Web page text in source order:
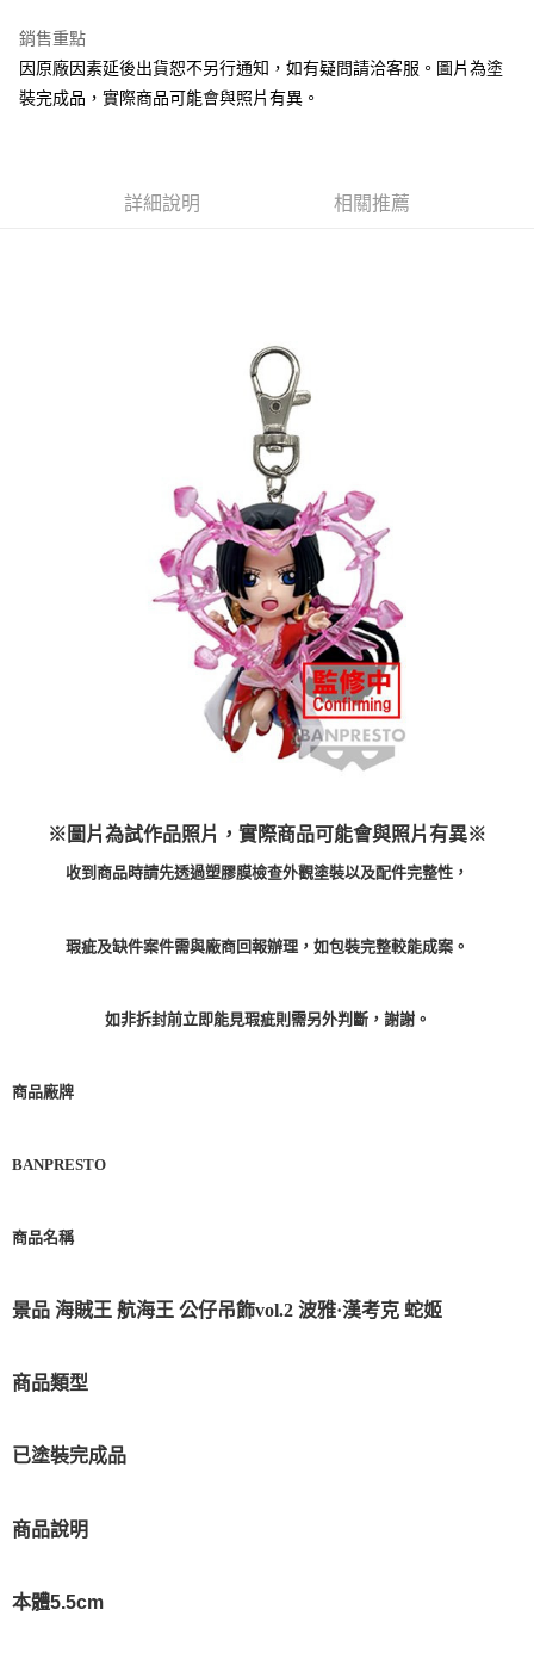
全盈+PAY
大哥付你分期
相關說明
流程，驗證手機門號後，選擇欲分期的期數、繳款截止日，確認付款後即完
1.分期款項不併入電信帳單，「大哥付你分期」於每月結算日後寄送繳費提
2.透過簡訊連結打開帳單後，可選擇「超商條碼／台灣大直營門市／銀行轉
帳／街口支付／iPASS MONEY」等通路繳費。
1.本服務係由「台灣大哥大股份有限公司」（以下簡稱本公司）所提供，讓
用戶於交易時，得透過本服務購買商品或服務，並由商店將買賣／分期付款
買賣價金債權讓與本公司後，依約使用本公司帳單繳交帳款。
2.基於同意付款使用「大哥付你分期」之契約關係目的，商店將以您的個人
資料（包含姓名、電話或地址）提供予台灣大哥大進項蒐集、處理及利用，
由本公司與您本人進行分期帳單所需資料之確認、核對及更正。
3.完整用戶服務條款，請詳閱以下連結：https://oppay.tw/userRule
每筆NT$90，滿NT$3,000(含以上)免運費
每筆NT$90，滿NT$3,000(含以上)免運費
每筆NT$90，滿NT$3,000(含以上)免運費
每筆NT$120，滿NT$3,000(含以上)免運費
每筆NT$160，滿NT$3,000(含以上)免運費
東海門市自取，需自備購物袋取貨唷。
銷售重點
因原廠因素延後出貨恕不另行通知，如有疑問請洽客服。圖片為塗
裝完成品，實際商品可能會與照片有異。
詳細說明 相關推薦
※圖片為試作品照片，實際商品可能會與照片有異※
收到商品時請先透過塑膠膜檢查外觀塗裝以及配件完整性，
瑕疵及缺件案件需與廠商回報辦理，如包裝完整較能成案。
如非拆封前立即能見瑕疵則需另外判斷，謝謝。
商品廠牌
BANPRESTO
商品名稱
景品 海賊王 航海王 公仔吊飾vol.2 波雅·漢考克 蛇姬
商品類型
已塗裝完成品
商品說明
本體5.5cm